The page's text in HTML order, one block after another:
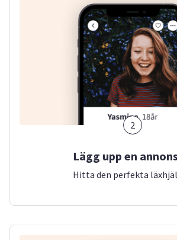
2
Lägg upp en annons
Hitta den perfekta